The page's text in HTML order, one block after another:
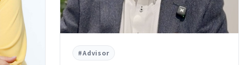
#Advisor